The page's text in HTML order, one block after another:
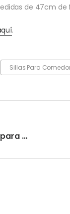
de 47cm
.
Sillas Para
Silla contemporánea para comedor Akane